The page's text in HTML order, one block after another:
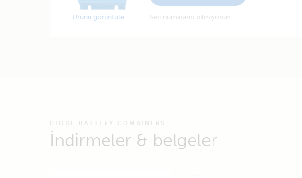
Ürünü görüntüle Seri numaramı bilmiyorum
DIODE BATTERY COMBINERS
İndirmeler & belgeler